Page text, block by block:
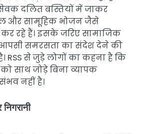
दलित बस्तियों में जाकर
और सामूहिक भोजन जैसे
रहे हैं। इसके जरिए सामाजिक
समरसता का संदेश देने की
RSS से जुड़े लोगों का कहना है कि
साथ जोड़े बिना व्यापक
नहीं है।